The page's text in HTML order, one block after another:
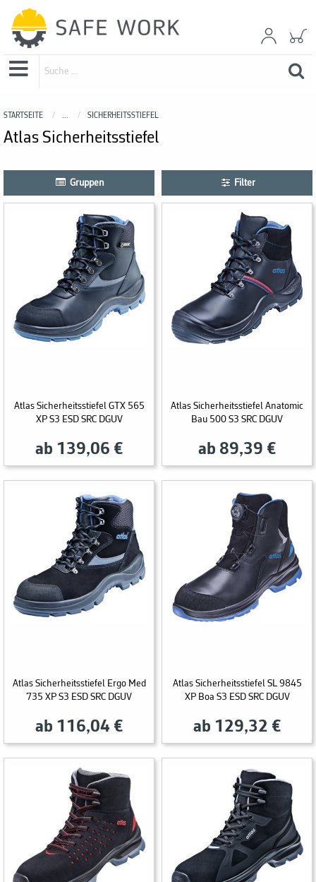
STARTSEITE ... SICHERHEITSSTIEFEL
Atlas Sicherheitsstiefel
Gruppen Filter
Atlas Sicherheitsstiefel GTX 565
XP S3 ESD SRC DGUV
ab 139,06 €
Atlas Sicherheitsstiefel Anatomic
Bau 500 S3 SRC DGUV
ab 89,39 €
Atlas Sicherheitsstiefel Ergo Med
735 XP S3 ESD SRC DGUV
ab 116,04 €
Atlas Sicherheitsstiefel SL 9845
XP Boa S3 ESD SRC DGUV
ab 129,32 €